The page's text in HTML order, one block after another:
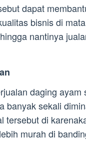
dapat
bisnis di
nantinya
daging ayam
banyak sekali
tersebut di
murah di